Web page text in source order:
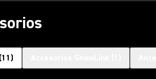
(11 )